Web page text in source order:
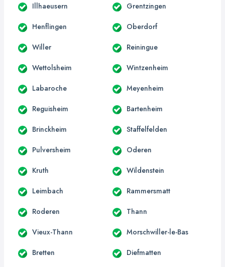
Illhaeusern Grentzingen
Henflingen Oberdorf
Willer Reiningue
Wettolsheim Wintzenheim
Labaroche Meyenheim
Reguisheim Bartenheim
Brinckheim Staffelfelden
Pulversheim Oderen
Kruth Wildenstein
Leimbach Rammersmatt
Roderen Thann
Vieux-Thann Morschwiller-le-Bas
Bretten Diefmatten